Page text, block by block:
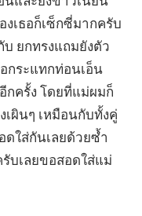
เธอก็เซ็กซี่มากครับ
ยกทรงแถมยังตัว
กระแทกท่อนเอ็น
กครั้ง โดยที่แม่ผมก็
ผินๆ เหมือนกับทั้งคู่
ดใส่กันเลยด้วยซ้ำ
บเลยขอสอดใส่แม่